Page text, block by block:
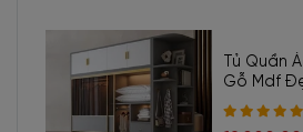
Tủ Quần
Gỗ Mdf